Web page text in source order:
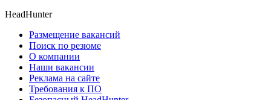
HeadHunter
Размещение вакансий
Поиск по резюме
О компании
Наши вакансии
Реклама на сайте
Требования к ПО